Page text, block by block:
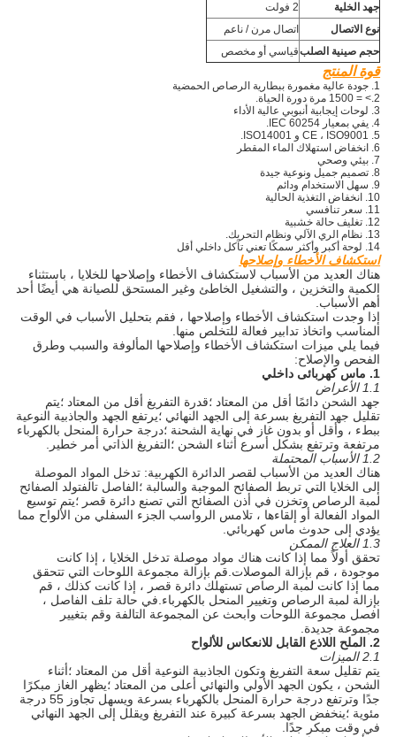
جهد الخلية
2 فولت
نوع الاتصال
اتصال مرن / ناعم
حجم صينية الصلبقياسي أو مخصص
قوة المنتج
1. جودة عالية مغمورة ببطارية الرصاص الحمضية
2.> = 1500 مرة دورة الحياة.
3. لوحات إيجابية أنبوبي عالية الأداء
4. يفي بمعيار IEC 60254.
5. CE ، ISO9001 و ISO14001.
6. انخفاض استهلاك الماء المقطر
7. بيئي وصحي
8. تصميم جميل ونوعية جيدة
9. سهل الاستخدام ودائم
10. انخفاض التغذية الحالية
11. سعر تنافسي
12. تغليف حالة خشبية
13. نظام الري الآلي ونظام التحريك.
14. لوحة أكبر وأكثر سمكًا تعني تآكل داخلي أقل
استكشاف الأخطاء وإصلاحها
هناك العديد من الأسباب لاستكشاف الأخطاء وإصلاحها للخلايا ، باستثناء
الكمية والتخزين ، والتشغيل الخاطئ وغير المستحق للصيانة هي أيضًا أحد
أهم الأسباب.
إذا وجدت استكشاف الأخطاء وإصلاحها ، فقم بتحليل الأسباب في الوقت
المناسب واتخاذ تدابير فعالة للتخلص منها.
فيما يلي ميزات استكشاف الأخطاء وإصلاحها المألوفة والسبب وطرق
الفحص والإصلاح:
1. ماس كهربائى داخلي
1.1 الأعراض
جهد الشحن دائمًا أقل من المعتاد ؛قدرة التفريغ أقل من المعتاد ؛يتم
تقليل جهد التفريغ بسرعة إلى الجهد النهائي ؛يرتفع الجهد والجاذبية النوعية
ببطء ، وأقل أو بدون غاز في نهاية الشحنة ؛درجة حرارة المنحل بالكهرباء
مرتفعة وترتفع بشكل أسرع أثناء الشحن ؛التفريغ الذاتي أمر خطير.
1.2 الأسباب المحتملة
هناك العديد من الأسباب لقصر الدائرة الكهربية: تدخل المواد الموصلة
إلى الخلايا التي تربط الصفائح الموجبة والسالبة ؛الفاصل تالفتولد الصفائح
لمبة الرصاص وتخزن في أذن الصفائح التي تصنع دائرة قصر ؛يتم توسيع
المواد الفعالة أو إلقاءها ، تلامس الرواسب الجزء السفلي من الألواح مما
يؤدي إلى حدوث ماس كهربائي.
1.3 العلاج الممكن
تحقق أولاً مما إذا كانت هناك مواد موصلة تدخل الخلايا ، إذا كانت
موجودة ، قم بإزالة الموصلات.قم بإزالة مجموعة اللوحات التي تتحقق
مما إذا كانت لمبة الرصاص تستهلك دائرة قصر ، إذا كانت كذلك ، قم
بإزالة لمبة الرصاص وتغيير المنحل بالكهرباء.في حالة تلف الفاصل ،
افصل مجموعة اللوحات وابحث عن المجموعة التالفة وقم بتغيير
مجموعة جديدة.
2. الملح اللاذع القابل للانعكاس للألواح
2.1 الميزات
يتم تقليل سعة التفريغ وتكون الجاذبية النوعية أقل من المعتاد ؛أثناء
الشحن ، يكون الجهد الأولي والنهائي أعلى من المعتاد ؛يظهر الغاز مبكرًا
جدًا وترتفع درجة حرارة المنحل بالكهرباء بسرعة ويسهل تجاوز 55 درجة
مئوية ؛ينخفض ​​الجهد بسرعة كبيرة عند التفريغ ويقلل إلى الجهد النهائي
في وقت مبكر جدًا.